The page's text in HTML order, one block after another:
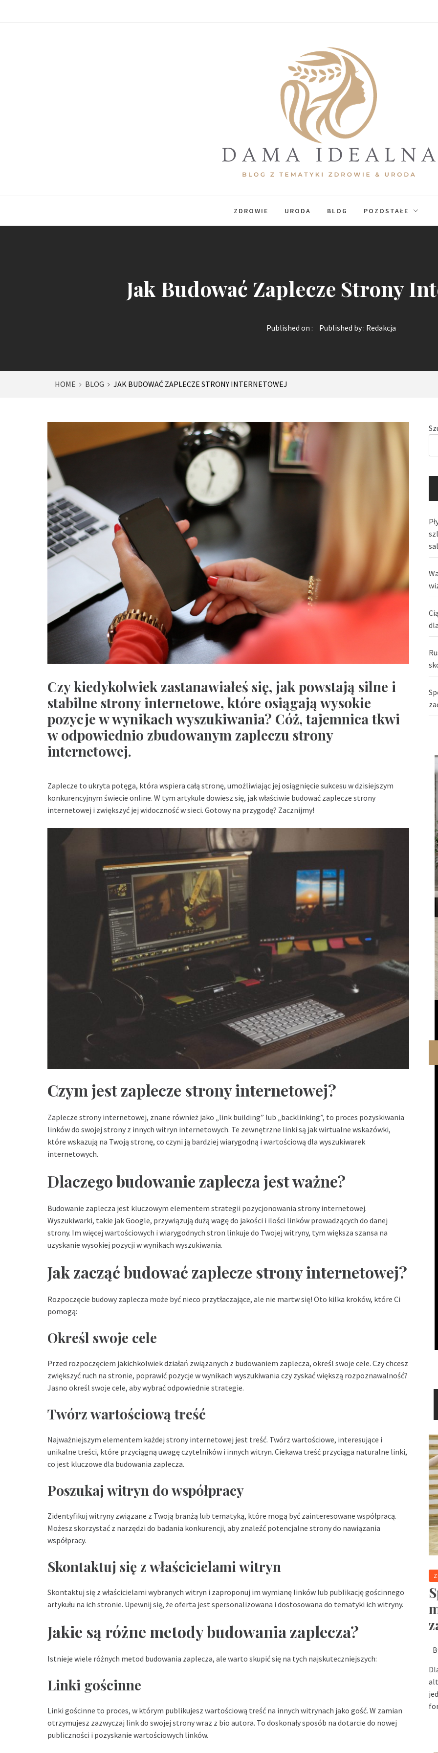
Dama Idealna
ZDROWIE URODA BLOG POZOSTAŁE
Jak Budować Zaplecze Strony
Published on : Published by : Redakcja
HOME BLOG JAK BUDOWAĆ ZAPLECZE STRONY INTERNETOWEJ
Czy kiedykolwiek zastanawiałeś się, jak powstają silne i
stabilne strony internetowe, które osiągają wysokie
pozycje w wynikach wyszukiwania? Cóż, tajemnica tkwi
w odpowiednio zbudowanym zapleczu strony
internetowej.
Zaplecze to ukryta potęga, która wspiera całą stronę, umożliwiając jej osiągnięcie sukcesu w dzisiejszym
konkurencyjnym świecie online. W tym artykule dowiesz się, jak właściwie budować zaplecze strony
internetowej i zwiększyć jej widoczność w sieci. Gotowy na przygodę? Zacznijmy!
Czym jest zaplecze strony internetowej?
Zaplecze strony internetowej, znane również jako „link building” lub „backlinking”, to proces pozyskiwania
linków do swojej strony z innych witryn internetowych. Te zewnętrzne linki są jak wirtualne wskazówki,
które wskazują na Twoją stronę, co czyni ją bardziej wiarygodną i wartościową dla wyszukiwarek
internetowych.
Dlaczego budowanie zaplecza jest ważne?
Budowanie zaplecza jest kluczowym elementem strategii pozycjonowania strony internetowej.
Wyszukiwarki, takie jak Google, przywiązują dużą wagę do jakości i ilości linków prowadzących do danej
strony. Im więcej wartościowych i wiarygodnych stron linkuje do Twojej witryny, tym większa szansa na
uzyskanie wysokiej pozycji w wynikach wyszukiwania.
Jak zacząć budować zaplecze strony internetowej?
Rozpoczęcie budowy zaplecza może być nieco przytłaczające, ale nie martw się! Oto kilka kroków, które Ci
pomogą:
Określ swoje cele
Przed rozpoczęciem jakichkolwiek działań związanych z budowaniem zaplecza, określ swoje cele. Czy chcesz
zwiększyć ruch na stronie, poprawić pozycje w wynikach wyszukiwania czy zyskać większą rozpoznawalność?
Jasno określ swoje cele, aby wybrać odpowiednie strategie.
Twórz wartościową treść
Najważniejszym elementem każdej strony internetowej jest treść. Twórz wartościowe, interesujące i
unikalne treści, które przyciągną uwagę czytelników i innych witryn. Ciekawa treść przyciąga naturalne linki,
co jest kluczowe dla budowania zaplecza.
Poszukaj witryn do współpracy
Zidentyfikuj witryny związane z Twoją branżą lub tematyką, które mogą być zainteresowane współpracą.
Możesz skorzystać z narzędzi do badania konkurencji, aby znaleźć potencjalne strony do nawiązania
współpracy.
Skontaktuj się z właścicielami witryn
Skontaktuj się z właścicielami wybranych witryn i zaproponuj im wymianę linków lub publikację gościnnego
artykułu na ich stronie. Upewnij się, że oferta jest spersonalizowana i dostosowana do tematyki ich witryny.
Jakie są różne metody budowania zaplecza?
Istnieje wiele różnych metod budowania zaplecza, ale warto skupić się na tych najskuteczniejszych:
Linki gościnne
Linki gościnne to proces, w którym publikujesz wartościową treść na innych witrynach jako gość. W zamian
otrzymujesz zazwyczaj link do swojej strony wraz z bio autora. To doskonały sposób na dotarcie do nowej
publiczności i pozyskanie wartościowych linków.